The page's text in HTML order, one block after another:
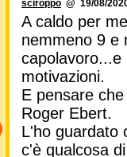
sciroppo @ 19/08/
A caldo per
nemmeno 9 e
capolavoro...e
motivazioni.
E pensare
Roger Ebert.
L'ho guardato
c'è qualcosa